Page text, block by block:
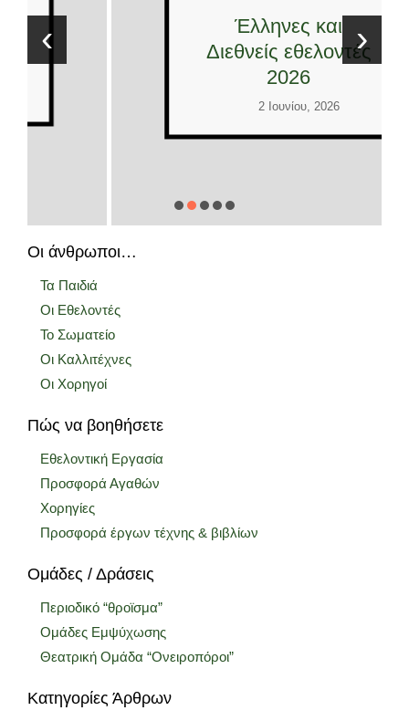
Έλληνες και
Διεθνείς εθελοντές
‹ ›
Οι άνθρωποι…
Τα Παιδιά
Οι Εθελοντές
Το Σωματείο
Οι Καλλιτέχνες
Οι Χορηγοί
Πώς να βοηθήσετε
Εθελοντική Εργασία
Προσφορά Αγαθών
Χορηγίες
Προσφορά έργων τέχνης & βιβλίων
Ομάδες / Δράσεις
Περιοδικό “θροϊσμα”
Ομάδες Εμψύχωσης
Θεατρική Ομάδα “Ονειροπόροι”
Κατηγορίες Άρθρων